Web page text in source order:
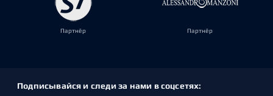
Партнёр Партнёр
Подписывайся и следи за нами в соцсетях: